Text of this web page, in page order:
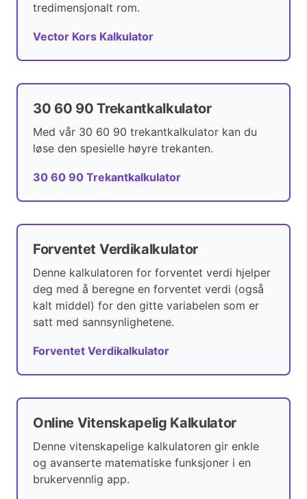
tredimensjonalt rom.
Vector Kors Kalkulator
30 60 90 Trekantkalkulator
Med vår 30 60 90 trekantkalkulator kan du
løse den spesielle høyre trekanten.
30 60 90 Trekantkalkulator
Forventet Verdikalkulator
Denne kalkulatoren for forventet verdi hjelper
deg med å beregne en forventet verdi (også
kalt middel) for den gitte variabelen som er
satt med sannsynlighetene.
Forventet Verdikalkulator
Online Vitenskapelig Kalkulator
Denne vitenskapelige kalkulatoren gir enkle
og avanserte matematiske funksjoner i en
brukervennlig app.